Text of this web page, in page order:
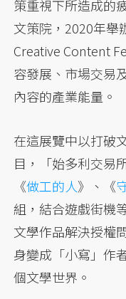
策重視下所造成的
文策院，2020年舉
Creative Content
容發展、市場交易
內容的產業能量。
在這展覽中以打破
目，「始多利交
《做工的人》、《
組，結合遊戲街機
文學作品解決授權
身變成「小寫」作
個文學世界。